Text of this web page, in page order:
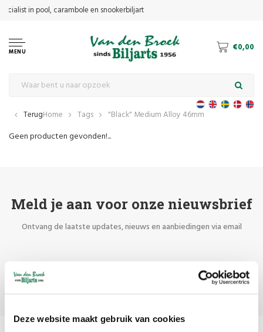
Deze website maakt gebruik van cookies
MENU €0,00
TerugHome Tags "Black" Medium Alloy 46mm
Geen producten gevonden!...
Meld je aan voor onze nieuwsbrief
Ontvang de laatste updates, nieuws en aanbiedingen via email
Abonneer